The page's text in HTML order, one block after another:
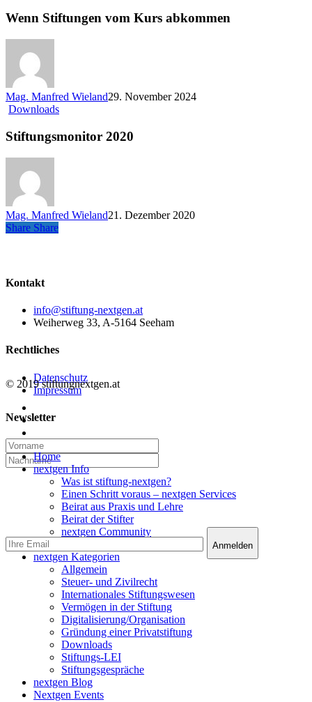
vom
Wenn Stiftungen vom Kurs abkommen
Mag. Manfred Wieland29. November 2024
DownloadsStiftungsmonitor
Stiftungsmonitor 2020
Mag. Manfred Wieland21. Dezember 2020
Share
Share Share
Kontakt
info@stiftung-nextgen.at
Weiherweg 33, A-5164 Seeham
Rechtliches
Datenschutz
Impressum
Newsletter
© 2019 stiftungnextgen.at
linkedin
Close
Menu
Home
nextgen Info
Was ist stiftung-nextgen?
Einen Schritt voraus – nextgen Services
Beirat aus Praxis und Lehre
Beirat der Stifter
nextgen Community
nextgen Services
nextgen Kategorien
Allgemein
Steuer- und Zivilrecht
Internationales Stiftungswesen
Vermögen in der Stiftung
Digitalisierung/Organisation
Gründung einer Privatstiftung
Downloads
Stiftungs-LEI
Stiftungsgespräche
nextgen Blog
Nextgen Events